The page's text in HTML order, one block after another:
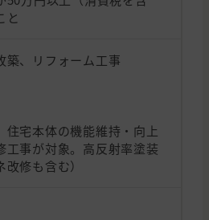
と
築、リフォーム工事
住宅本体の機能維持・向上
工事が対象。高反射率塗装
修も含む）